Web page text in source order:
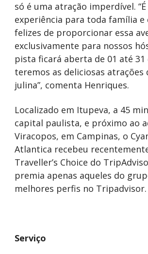
só é uma atração imperdível.
experiência para toda família e
felizes de proporcionar essa
exclusivamente para nossos
pista ficará aberta de 01 até 31
teremos as deliciosas atrações
julina”, comenta Henriques.
Localizado em Itupeva, a 45
capital paulista, e próximo ao
Viracopos, em Campinas, o
Atlantica recebeu
Traveller’s Choice do
premia apenas aqueles do
melhores perfis no Tripadvisor.
Serviço